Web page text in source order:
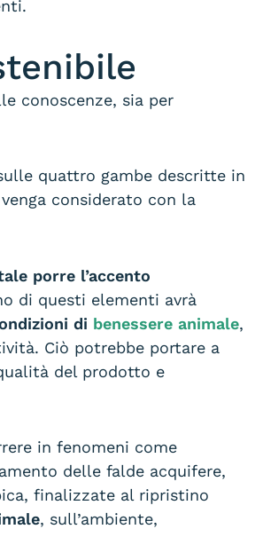
conoscenze, sia per
quattro gambe descritte in
considerato con la
porre l’accento
di questi elementi avrà
di benessere animale,
Ciò potrebbe portare a
del prodotto e
in fenomeni come
delle falde acquifere,
finalizzate al ripristino
, sull’ambiente,